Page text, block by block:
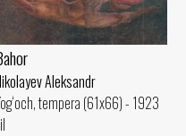
Aleksandr
tempera (61x66) - 1923